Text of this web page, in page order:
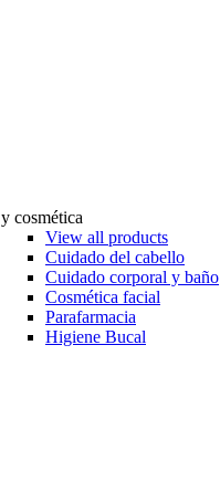
y cosmética
View all products
Cuidado del cabello
Cuidado corporal y baño
Cosmética facial
Parafarmacia
Higiene Bucal